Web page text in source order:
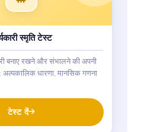
स्मृति टेस्ट
बनाए रखने और संभालने की अपनी
अल्पकालिक धारणा, मानसिक गणना
टेस्ट दें